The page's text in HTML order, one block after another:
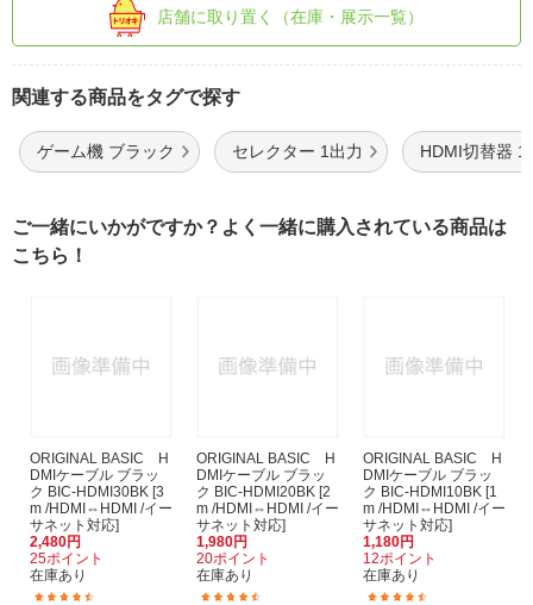
店舗に取り置く（在庫・展示一覧）
関連する商品をタグで探す
ゲーム機 ブラック セレクター 1出力 HDMI切替器 1
ご一緒にいかがですか？よく一緒に購入されている商品は
こちら！
ORIGINAL BASIC H
DMIケーブル ブラッ
ク BIC-HDMI30BK [3
m /HDMI⇔HDMI /イー
サネット対応]
2,480円
25ポイント
在庫あり
ORIGINAL BASIC H
DMIケーブル ブラッ
ク BIC-HDMI20BK [2
m /HDMI⇔HDMI /イー
サネット対応]
1,980円
20ポイント
在庫あり
ORIGINAL BASIC H
DMIケーブル ブラッ
ク BIC-HDMI10BK [1
m /HDMI⇔HDMI /イー
サネット対応]
1,180円
12ポイント
在庫あり